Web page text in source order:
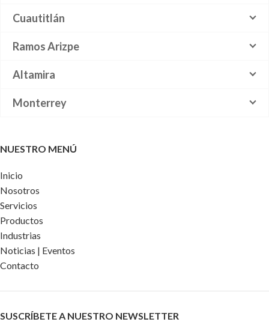
Cuautitlán
Ramos Arizpe
Altamira
Monterrey
NUESTRO MENÚ
Inicio
Nosotros
Servicios
Productos
Industrias
Noticias | Eventos
Contacto
SUSCRÍBETE A NUESTRO NEWSLETTER